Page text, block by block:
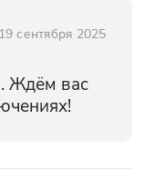
19 сентября 2025
Ждём вас